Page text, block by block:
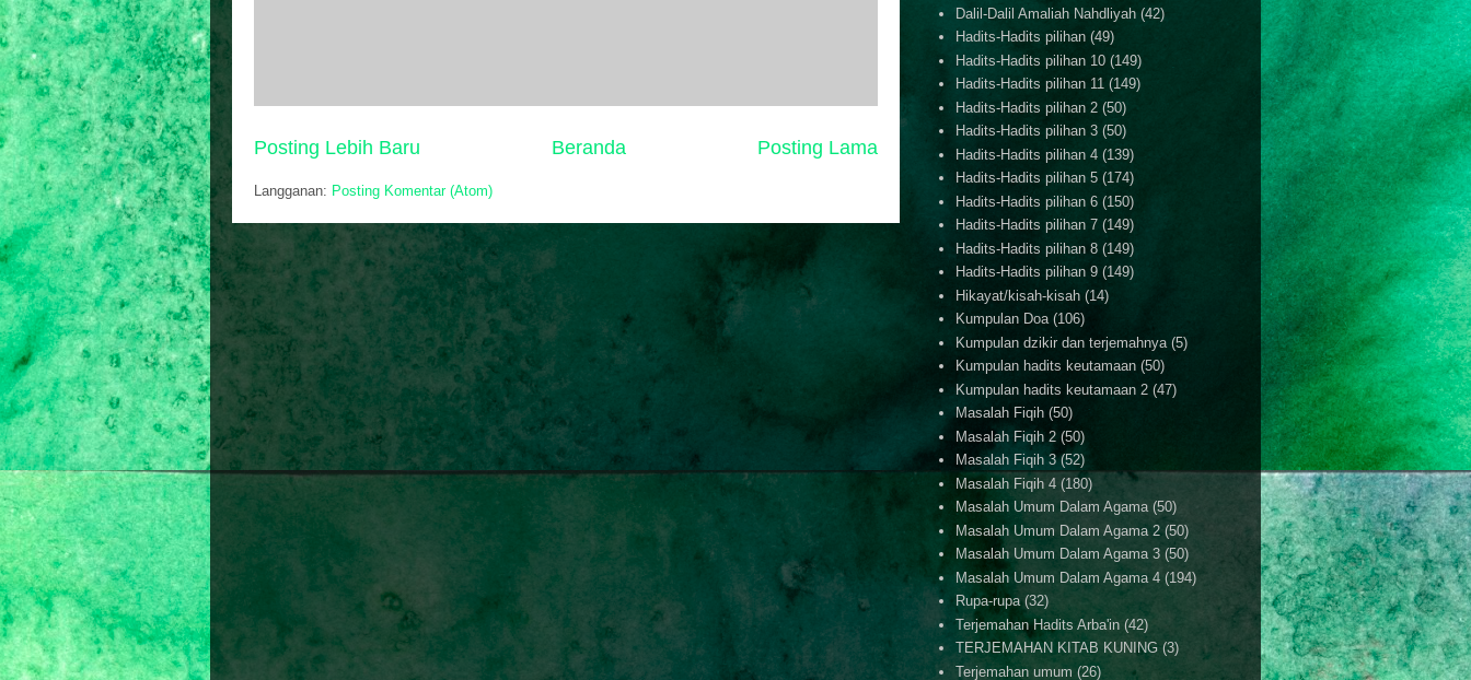
Posting Lebih Baru Posting Lama
Beranda
Langganan: Posting Komentar (Atom)
Dalil-Dalil Amaliah Nahdliyah (42)
Hadits-Hadits pilihan (49)
Hadits-Hadits pilihan 10 (149)
Hadits-Hadits pilihan 11 (149)
Hadits-Hadits pilihan 2 (50)
Hadits-Hadits pilihan 3 (50)
Hadits-Hadits pilihan 4 (139)
Hadits-Hadits pilihan 5 (174)
Hadits-Hadits pilihan 6 (150)
Hadits-Hadits pilihan 7 (149)
Hadits-Hadits pilihan 8 (149)
Hadits-Hadits pilihan 9 (149)
Hikayat/kisah-kisah (14)
Kumpulan Doa (106)
Kumpulan dzikir dan terjemahnya (5)
Kumpulan hadits keutamaan (50)
Kumpulan hadits keutamaan 2 (47)
Masalah Fiqih (50)
Masalah Fiqih 2 (50)
Masalah Fiqih 3 (52)
Masalah Fiqih 4 (180)
Masalah Umum Dalam Agama (50)
Masalah Umum Dalam Agama 2 (50)
Masalah Umum Dalam Agama 3 (50)
Masalah Umum Dalam Agama 4 (194)
Rupa-rupa (32)
Terjemahan Hadits Arba'in (42)
TERJEMAHAN KITAB KUNING (3)
Terjemahan umum (26)